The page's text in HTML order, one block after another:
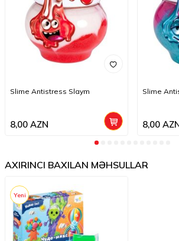
Slime Antistress Slaym
8,00 AZN
Slime
8,00
AXIRINCI BAXILAN MƏHSULLAR
Yeni